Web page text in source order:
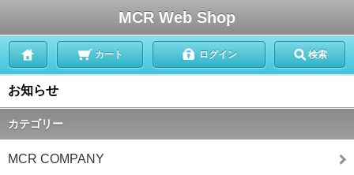
MCR Web Shop
カート ログイン 検索
お知らせ
カテゴリー
MCR COMPANY